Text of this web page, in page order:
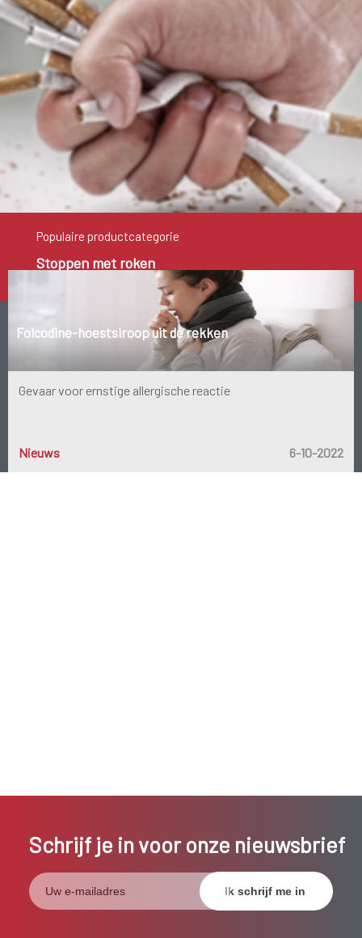
Populaire productcategorie
Stoppen met roken
Folcodine-hoestsiroop uit de rekken
Gevaar voor ernstige allergische reactie
Nieuws 6-10-2022
Schrijf je in voor onze nieuwsbrief